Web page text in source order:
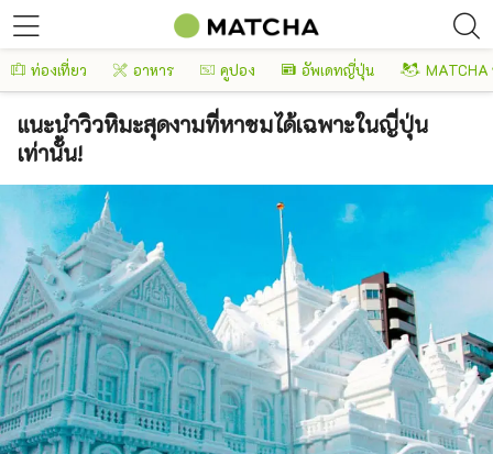
ท่องเที่ยว อาหาร คูปอง อัพเดทญี่ปุ่น
แนะนำวิวหิมะสุดงามที่หาชมได้เฉพาะในญี่ปุ่น
เท่านั้น!